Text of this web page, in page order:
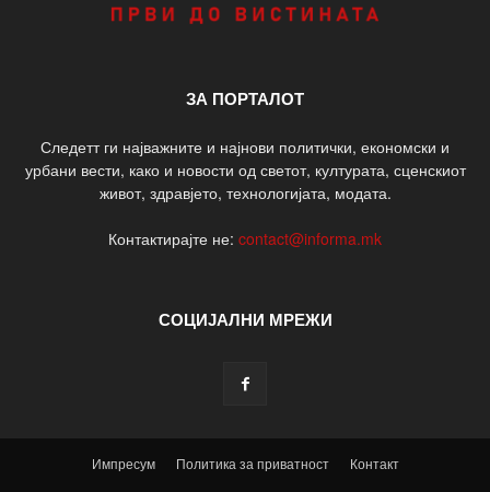
ЗА ПОРТАЛОТ
Следетт ги најважните и најнови политички, економски и
урбани вести, како и новости од светот, културата, сценскиот
живот, здравјето, технологијата, модата.
Контактирајте не: contact@informa.mk
СОЦИЈАЛНИ МРЕЖИ
Импресум Политика за приватност Контакт